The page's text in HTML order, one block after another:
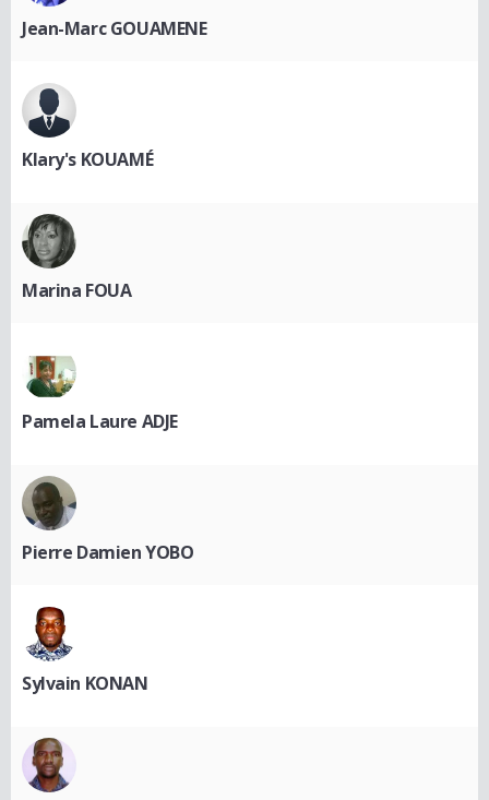
Jean-Marc GOUAMENE
Klary's KOUAMÉ
Marina FOUA
Pamela Laure ADJE
Pierre Damien YOBO
Sylvain KONAN